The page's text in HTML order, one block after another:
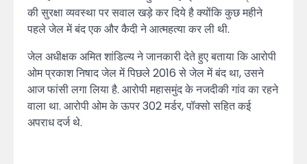
की सुरक्षा व्यवस्था पर सवाल खड़े कर दिये है क्योंकि कुछ महीने
पहले जेल में बंद एक और कैदी ने आत्महत्या कर ली थी.
जेल अधीक्षक अमित शांडिल्य ने जानकारी देते हुए बताया कि आरोपी
ओम प्रकाश निषाद जेल में पिछले 2016 से जेल में बंद था, उसने
आज फांसी लगा लिया है. आरोपी महासमुंद के नजदीकी गांव का रहने
वाला था. आरोपी ओम के ऊपर 302 मर्डर, पॉक्सो सहित कई
अपराध दर्ज थे.